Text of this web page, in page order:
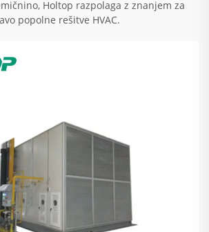
Holtop razpolaga z znanjem za
popolne rešitve HVAC.